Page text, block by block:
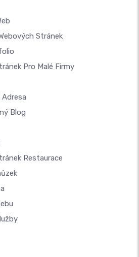
Stránek
Pro Malé Firmy
Blog
Restaurace